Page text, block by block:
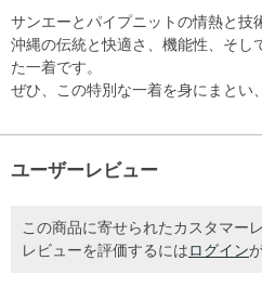
サンエーとパイプニットの情熱と技
沖縄の伝統と快適さ、機能性、そし
た一着です。
ぜひ、この特別な一着を身にまとい
ユーザーレビュー
この商品に寄せられたカスタマー
レビューを評価するには ログイン